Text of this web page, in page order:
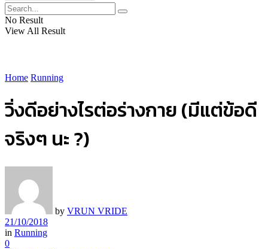
No Result
View All Result
Home Running
วิ่งดีอย่างไรต่อร่างกาย (มีแต่ข้อดี
จริงๆ นะ ?)
by VRUN VRIDE
21/10/2018
in Running
0